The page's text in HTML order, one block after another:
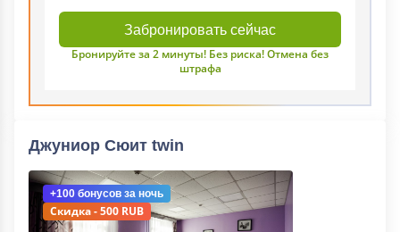
Забронировать сейчас
Бронируйте за 2 минуты! Без риска! Отмена без
штрафа
Джуниор Сюит twin
+100 бонусов за ночь
Скидка - 500 RUB